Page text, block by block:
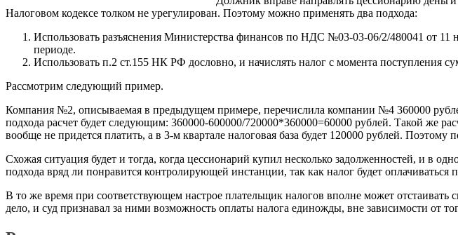
Налоговом кодексе толком не урегулирован. Поэтому можно применять два подхода:
Использовать разъяснения Министерства финансов по НДС №03-03-06/2/480041 от 11
периоде.
Использовать п.2 ст.155 НК РФ дословно, и начислять налог с момента поступления
Рассмотрим следующий пример.
Компания №2, описываемая в предыдущем примере, перечислила компании №4 360000
подхода расчет будет следующим: 360000-600000/720000*360000=60000 рублей. Такой же
вообще не придется платить, а в 3-м квартале налоговая база будет 120000 рублей. Поэтому
Схожая ситуация будет и тогда, когда цессионарий купил несколько задолженностей, и в
подхода вряд ли понравится контролирующей инстанции, так как налог будет оплачиваться
В то же время при соответствующем настрое плательщик налогов вполне может
дело, и суд признавал за ними возможность оплаты налога единожды, вне зависимости от